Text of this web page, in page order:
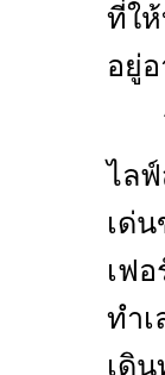
ที่ใ
อยู่
ไล
เด่
เฟ
ทำ
เดิ